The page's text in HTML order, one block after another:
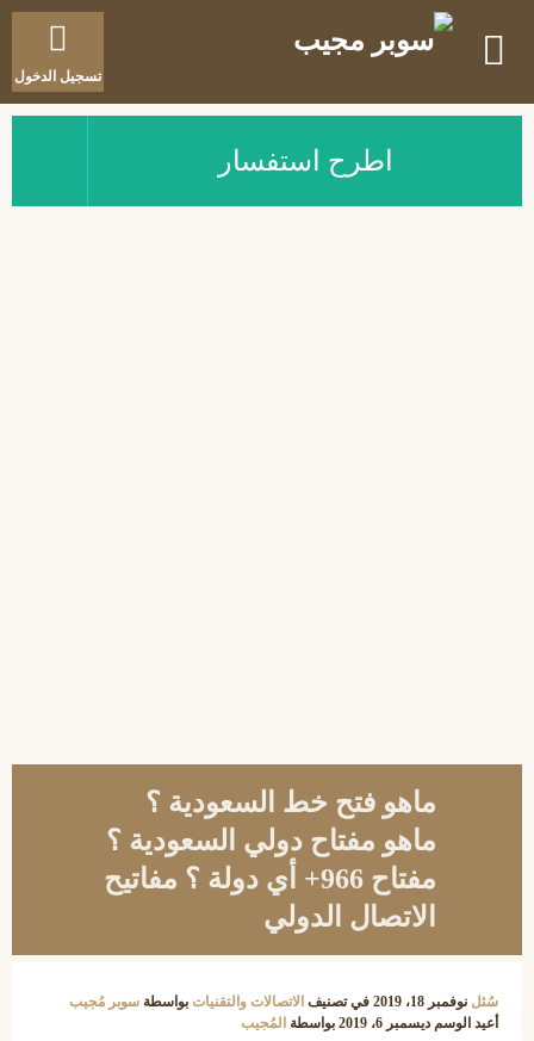
تسجيل الدخول
اطرح استفسار
ماهو فتح خط السعودية ؟
ماهو مفتاح دولي السعودية ؟
مفتاح 966+ أي دولة ؟ مفاتيح
الاتصال الدولي
سُئل نوفمبر 18، 2019 في تصنيف الاتصالات والتقنيات بواسطة سوبر مُجيب
أعيد الوسم ديسمبر 6، 2019 بواسطة المُجيب